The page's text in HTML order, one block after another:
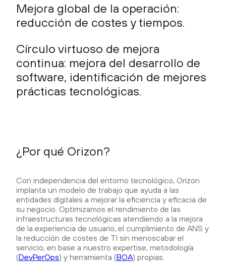
Mejora global de la operación:
reducción de costes y tiempos.
Círculo virtuoso de mejora
continua: mejora del desarrollo de
software, identificación de mejores
prácticas tecnológicas.
¿Por qué Orizon?
Con independencia del entorno tecnológico, Orizon
implanta un modelo de trabajo que ayuda a las
entidades digitales a mejorar la eficiencia y eficacia de
su negocio. Optimizamos el rendimiento de las
infraestructuras tecnológicas atendiendo a la mejora
de la experiencia de usuario, el cumplimiento de ANS y
la reducción de costes de TI sin menoscabar el
servicio, en base a nuestro expertise, metodología
(DevPerOps) y herramienta (BOA) propias.